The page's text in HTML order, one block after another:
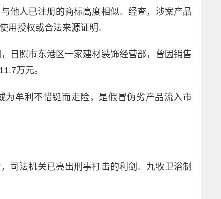
他人已注册的商标高度相似。经查，涉案产品
用授权或合法来源证明。
日照市东港区一家建材装饰经营部，曾因销售
万元。
牟利不惜铤而走险，是假冒伪劣产品流入市
司法机关已亮出刑事打击的利剑。九牧卫浴制